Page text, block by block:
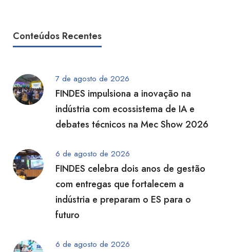
Conteúdos Recentes
7 de agosto de 2026
FINDES impulsiona a inovação na
indústria com ecossistema de IA e
debates técnicos na Mec Show 2026
6 de agosto de 2026
FINDES celebra dois anos de gestão
com entregas que fortalecem a
indústria e preparam o ES para o
futuro
6 de agosto de 2026